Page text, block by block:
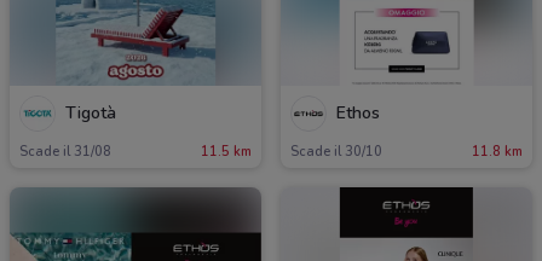
Tigotà
Scade il 31/08 11.5 km
Ethos
Scade il 30/10 11.8 km